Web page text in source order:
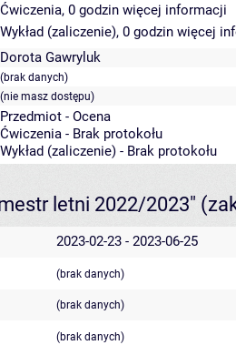
Ćwiczenia, 0 godzin więcej informacji
Wykład (zaliczenie), 0 godzin więcej
Dorota Gawryluk
(brak danych)
(nie masz dostępu)
Przedmiot - Ocena
Ćwiczenia - Brak protokołu
Wykład (zaliczenie) - Brak protokołu
letni 2022/2023"
2023-02-23 - 2023-06-25
(brak danych)
(brak danych)
(brak danych)